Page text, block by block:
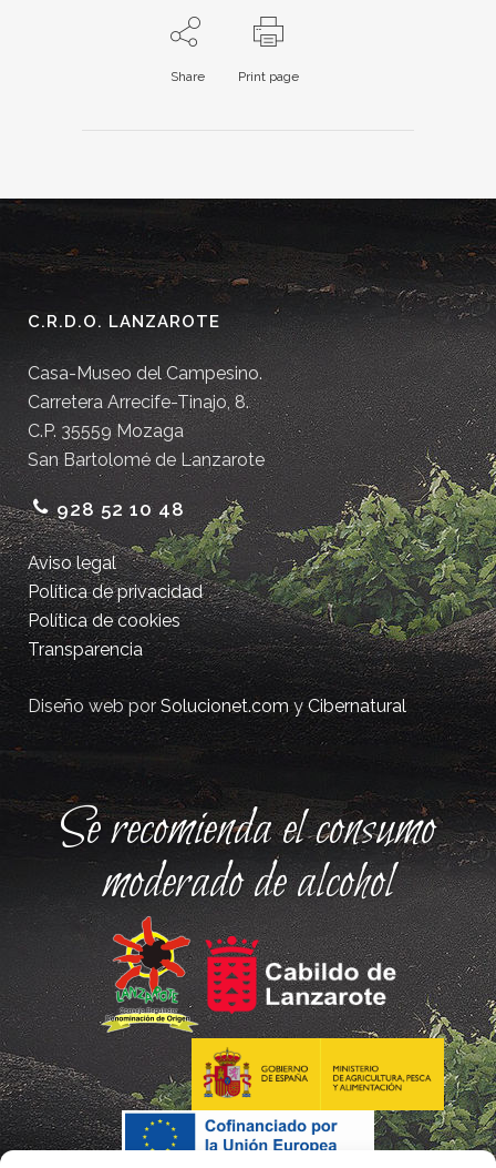
Share Print page
C.R.D.O. LANZAROTE
Casa-Museo del Campesino.
Carretera Arrecife-Tinajo, 8.
C.P. 35559 Mozaga
San Bartolomé de Lanzarote
928 52 10 48
Aviso legal
Política de privacidad
Política de cookies
Transparencia
Diseño web porSolucionet.comyCibernatural
Se recomienda el consumo
moderado de alcohol